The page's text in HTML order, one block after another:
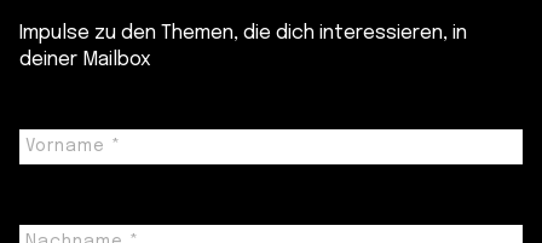
Impulse zu den Themen, die dich interessieren, in
deiner Mailbox